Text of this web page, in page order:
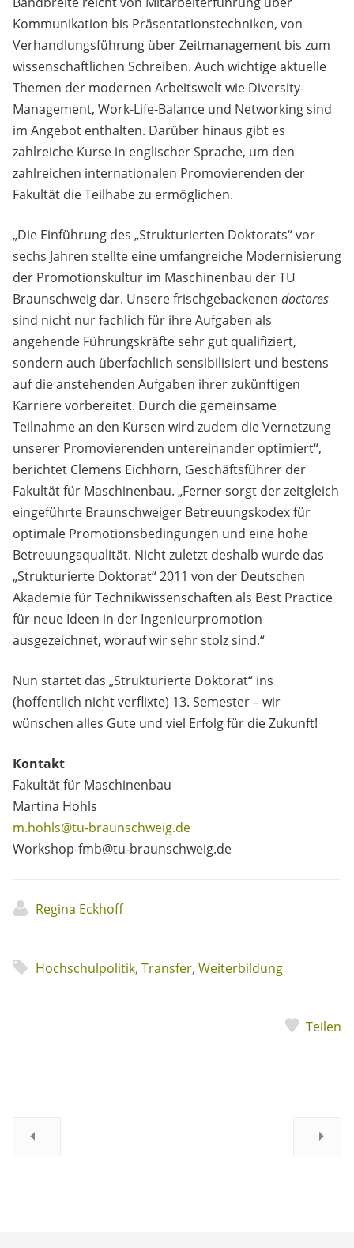
Kommunikation bis Präsentationstechniken, von
Verhandlungsführung über Zeitmanagement bis zum
wissenschaftlichen Schreiben. Auch wichtige aktuelle
Themen der modernen Arbeitswelt wie Diversity-
Management, Work-Life-Balance und Networking sind
im Angebot enthalten. Darüber hinaus gibt es
zahlreiche Kurse in englischer Sprache, um den
zahlreichen internationalen Promovierenden der
Fakultät die Teilhabe zu ermöglichen.
„Die Einführung des „Strukturierten Doktorats“ vor
sechs Jahren stellte eine umfangreiche Modernisierung
der Promotionskultur im Maschinenbau der TU
Braunschweig dar. Unsere frischgebackenen doctores
sind nicht nur fachlich für ihre Aufgaben als
angehende Führungskräfte sehr gut qualifiziert,
sondern auch überfachlich sensibilisiert und bestens
auf die anstehenden Aufgaben ihrer zukünftigen
Karriere vorbereitet. Durch die gemeinsame
Teilnahme an den Kursen wird zudem die Vernetzung
unserer Promovierenden untereinander optimiert“,
berichtet Clemens Eichhorn, Geschäftsführer der
Fakultät für Maschinenbau. „Ferner sorgt der zeitgleich
eingeführte Braunschweiger Betreuungskodex für
optimale Promotionsbedingungen und eine hohe
Betreuungsqualität. Nicht zuletzt deshalb wurde das
„Strukturierte Doktorat“ 2011 von der Deutschen
Akademie für Technikwissenschaften als Best Practice
für neue Ideen in der Ingenieurpromotion
ausgezeichnet, worauf wir sehr stolz sind.“
Nun startet das „Strukturierte Doktorat“ ins
(hoffentlich nicht verflixte) 13. Semester – wir
wünschen alles Gute und viel Erfolg für die Zukunft!
Kontakt
Fakultät für Maschinenbau
Martina Hohls
m.hohls@tu-braunschweig.de
Workshop-fmb@tu-braunschweig.de
Regina Eckhoff
Hochschulpolitik, Transfer, Weiterbildung
Teilen